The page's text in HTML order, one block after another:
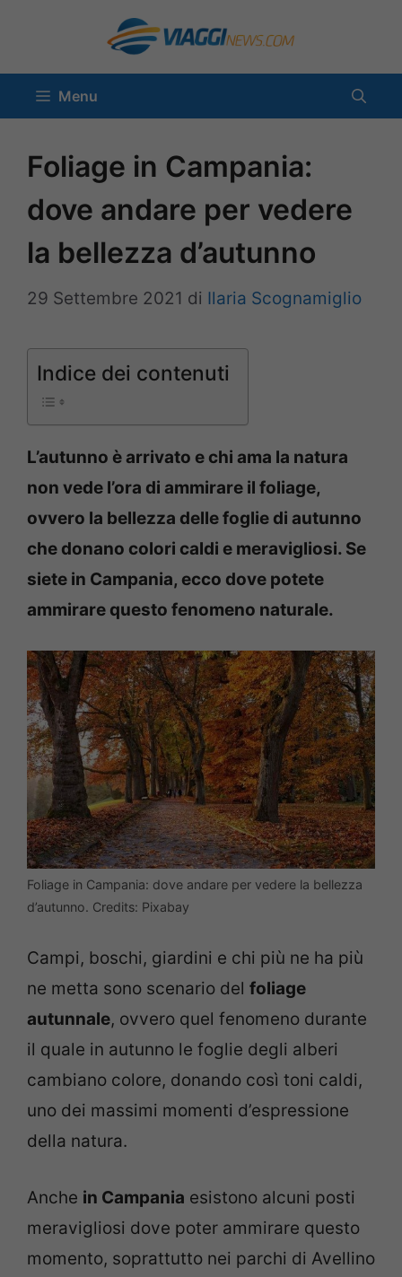
contenuto
Menu
Foliage in Campania:
dove andare per vedere
la bellezza d’autunno
29 Settembre 2021 di Ilaria Scognamiglio
Indice dei contenuti
L’autunno è arrivato e chi ama la natura
non vede l’ora di ammirare il foliage,
ovvero la bellezza delle foglie di autunno
che donano colori caldi e meravigliosi. Se
siete in Campania, ecco dove potete
ammirare questo fenomeno naturale.
Foliage in Campania: dove andare per vedere la bellezza
d’autunno. Credits: Pixabay
Campi, boschi, giardini e chi più ne ha più
ne metta sono scenario del foliage
autunnale, ovvero quel fenomeno durante
il quale in autunno le foglie degli alberi
cambiano colore, donando così toni caldi,
uno dei massimi momenti d’espressione
della natura.
Anche in Campania esistono alcuni posti
meravigliosi dove poter ammirare questo
momento, soprattutto nei parchi di Avellino